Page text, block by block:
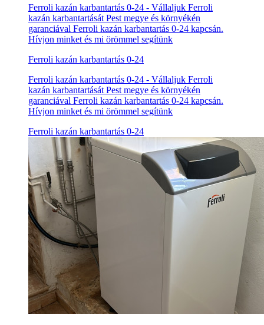
Ferroli kazán karbantartás 0-24 - Vállaljuk Ferroli
kazán karbantartását Pest megye és környékén
garanciával Ferroli kazán karbantartás 0-24 kapcsán.
Hívjon minket és mi örömmel segítünk
Ferroli kazán karbantartás 0-24
Ferroli kazán karbantartás 0-24 - Vállaljuk Ferroli
kazán karbantartását Pest megye és környékén
garanciával Ferroli kazán karbantartás 0-24 kapcsán.
Hívjon minket és mi örömmel segítünk
Ferroli kazán karbantartás 0-24